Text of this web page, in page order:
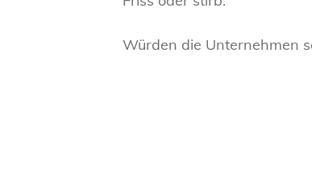
Würden die Unternehmen